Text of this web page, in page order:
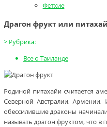
Фетхие
Драгон фрукт или
> Рубрика:
Все о Таиланде
Родиной питахайи считается
Северной Австралии,
обессилившие драконы
называть драгон фруктом, что в